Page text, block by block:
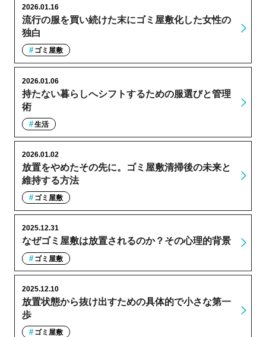
流行の服を買い続けた末にゴミ屋敷化した女性の
独白
2026.01.16
ゴミ屋敷
持たない暮らしへシフトするための服選びと管理
術
2026.01.06
生活
放置をやめたその先に。ゴミ屋敷清掃後の未来と
維持する方法
2026.01.02
ゴミ屋敷
なぜゴミ屋敷は放置されるのか？その心理的背景
2025.12.31
ゴミ屋敷
放置状態から抜け出すための具体的で小さな第一
歩
2025.12.10
ゴミ屋敷